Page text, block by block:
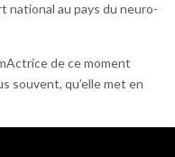
national au pays du neuro-
de ce moment
souvent, qu’elle met en